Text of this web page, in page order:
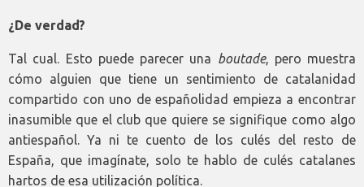
¿De verdad?
Tal cual. Esto puede parecer una boutade, pero muestra
cómo alguien que tiene un sentimiento de catalanidad
compartido con uno de españolidad empieza a encontrar
inasumible que el club que quiere se signifique como algo
antiespañol. Ya ni te cuento de los culés del resto de
España, que imagínate, solo te hablo de culés catalanes
hartos de esa utilización política.